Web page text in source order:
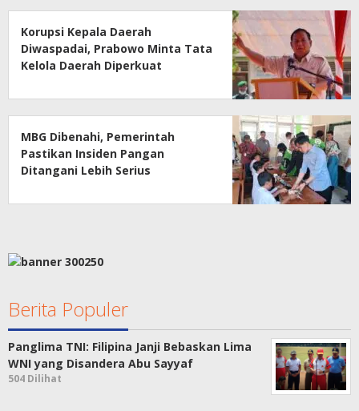
Korupsi Kepala Daerah
Diwaspadai, Prabowo Minta Tata
Kelola Daerah Diperkuat
MBG Dibenahi, Pemerintah
Pastikan Insiden Pangan
Ditangani Lebih Serius
Berita Populer
Panglima TNI: Filipina Janji Bebaskan Lima
WNI yang Disandera Abu Sayyaf
504 Dilihat